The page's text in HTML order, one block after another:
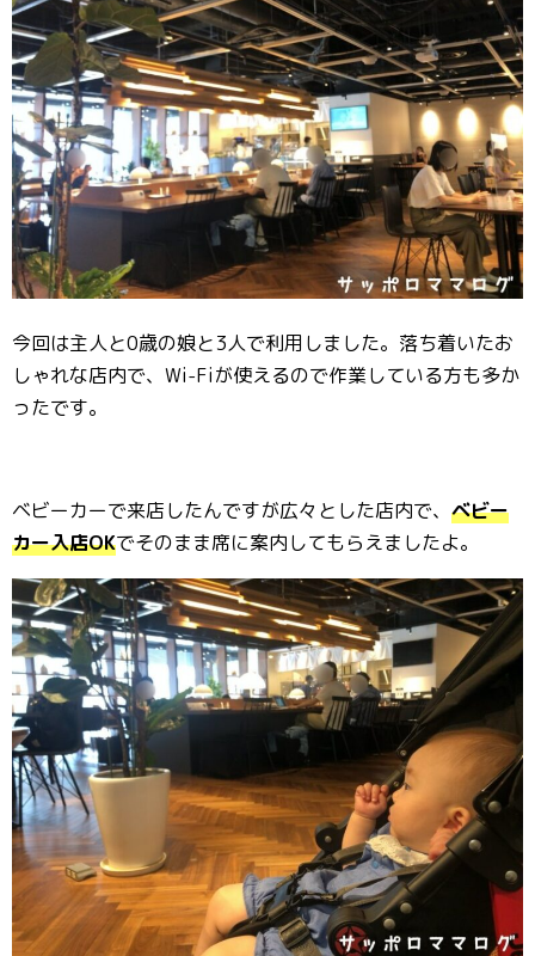
今回は主人と0歳の娘と3人で利用しました。落ち着いたお
しゃれな店内で、Wi-Fiが使えるので作業している方も多か
ったです。
ベビーカーで来店したんですが広々とした店内で、 ベビー
カー入店OKでそのまま席に案内してもらえましたよ。